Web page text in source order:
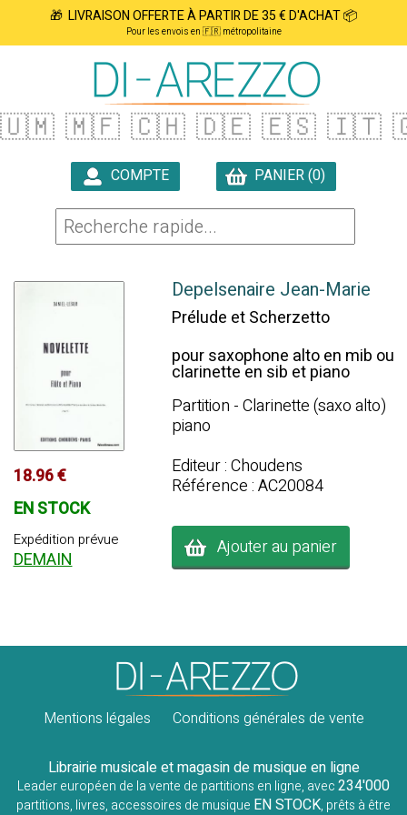
🎁 LIVRAISON OFFERTE À PARTIR DE 35 € D'ACHAT 📦
Pour les envois en 🇫🇷 métropolitaine
🇺🇲 🇲🇫 🇨🇭 🇩🇪 🇪🇸 🇮🇹
COMPTE
PANIER (0)
18.96 €
EN STOCK
Expédition prévue
DEMAIN
Depelsenaire Jean-Marie
Prélude et Scherzetto
pour saxophone alto en mib ou
clarinette en sib et piano
Partition - Clarinette (saxo alto)
piano
Editeur : Choudens
Référence : AC20084
Ajouter au panier
Mentions légales Conditions générales de vente
Librairie musicale et magasin de musique en ligne
Leader européen de la vente de partitions en ligne, avec234'000
partitions, livres, accessoires de musique EN STOCK, prêts à être